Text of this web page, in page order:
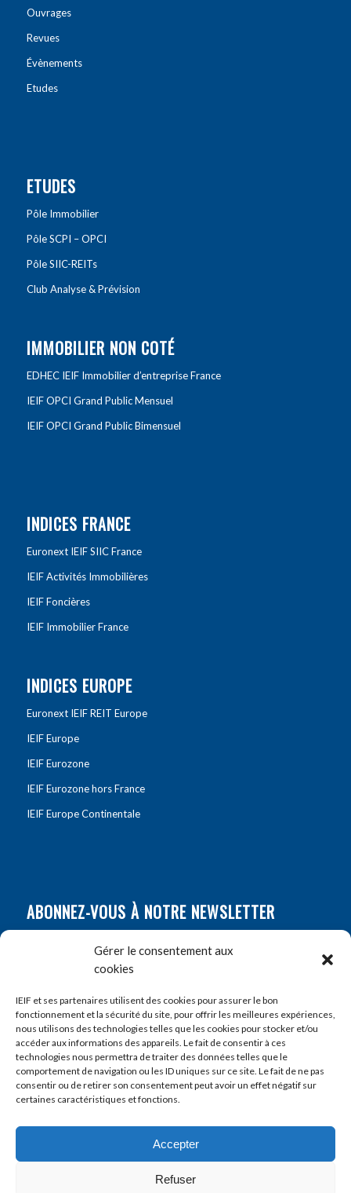
Gérer le consentement aux
cookies
IEIF et ses partenaires utilisent des cookies pour assurer le bon
fonctionnement et la sécurité du site, pour offrir les meilleures expériences,
nous utilisons des technologies telles que les cookies pour stocker et/ou
accéder aux informations des appareils. Le fait de consentir à ces
technologies nous permettra de traiter des données telles que le
comportement de navigation ou les ID uniques sur ce site. Le fait de ne pas
consentir ou de retirer son consentement peut avoir un effet négatif sur
certaines caractéristiques et fonctions.
Accepter
Refuser
Ouvrages
Revues
Évènements
Etudes
ETUDES
Pôle Immobilier
Pôle SCPI – OPCI
Pôle SIIC-REITs
Club Analyse & Prévision
IMMOBILIER NON COTÉ
EDHEC IEIF Immobilier d’entreprise France
IEIF OPCI Grand Public Mensuel
IEIF OPCI Grand Public Bimensuel
INDICES FRANCE
Euronext IEIF SIIC France
IEIF Activités Immobilières
IEIF Foncières
IEIF Immobilier France
INDICES EUROPE
Euronext IEIF REIT Europe
IEIF Europe
IEIF Eurozone
IEIF Eurozone hors France
IEIF Europe Continentale
ABONNEZ-VOUS À NOTRE NEWSLETTER
Prénom*
E-mail*